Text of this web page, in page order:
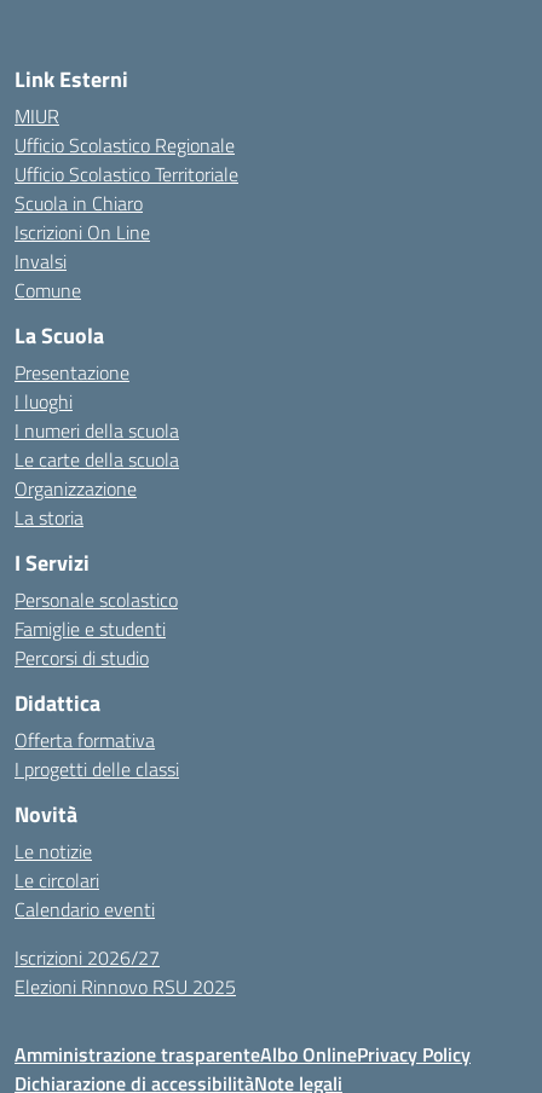
Link Esterni
MIUR
Ufficio Scolastico Regionale
Ufficio Scolastico Territoriale
Scuola in Chiaro
Iscrizioni On Line
Invalsi
Comune
La Scuola
Presentazione
I luoghi
I numeri della scuola
Le carte della scuola
Organizzazione
La storia
I Servizi
Personale scolastico
Famiglie e studenti
Percorsi di studio
Didattica
Offerta formativa
I progetti delle classi
Novità
Le notizie
Le circolari
Calendario eventi
Iscrizioni 2026/27
Elezioni Rinnovo RSU 2025
Amministrazione trasparenteAlbo OnlinePrivacy Policy
Dichiarazione di accessibilitàNote legali